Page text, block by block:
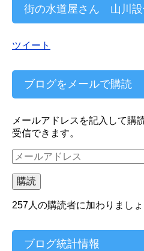
街の水道屋さん 山川設
ツイート
ブログをメールで購読
メールアドレスを記入して購
受信できます。
メ
ー
ル
ア
ド
ス
購読
257人の購読者に加わりましょ
ブログ統計情報